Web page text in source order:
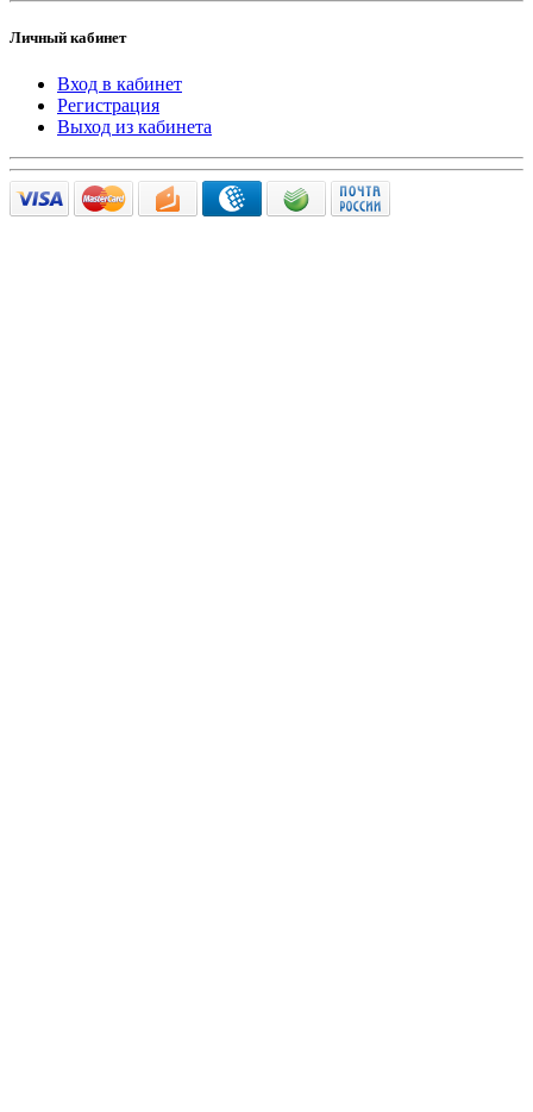
Личный кабинет
Вход в кабинет
Регистрация
Выход из кабинета